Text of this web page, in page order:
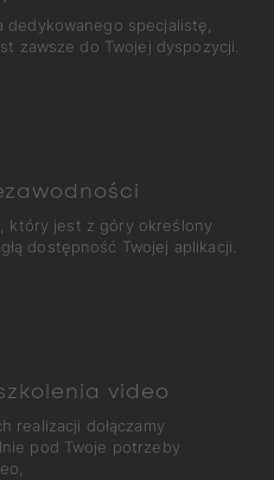
dedykowanego specjalistę,
zawsze do Twojej dyspozycji.
który jest z góry określony
dostępność Twojej aplikacji.
video
realizacji dołączamy
pod Twoje potrzeby